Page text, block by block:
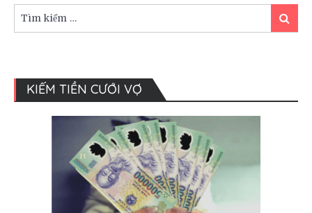
ai
biết.
kiếm:
Tìm
kiếm
KIẾM TIỀN CƯỚI VỢ